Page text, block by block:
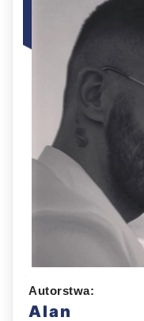
Autorstwa:
Alan